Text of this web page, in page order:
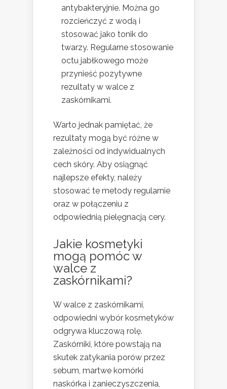
antybakteryjnie. Można go
rozcieńczyć z wodą i
stosować jako tonik do
twarzy. Regularne stosowanie
octu jabłkowego może
przynieść pozytywne
rezultaty w walce z
zaskórnikami.
Warto jednak pamiętać, że
rezultaty mogą być różne w
zależności od indywidualnych
cech skóry. Aby osiągnąć
najlepsze efekty, należy
stosować te metody regularnie
oraz w połączeniu z
odpowiednią pielęgnacją cery.
Jakie kosmetyki
mogą pomóc w
walce z
zaskórnikami?
W walce z zaskórnikami,
odpowiedni wybór kosmetyków
odgrywa kluczową rolę.
Zaskórniki, które powstają na
skutek zatykania porów przez
sebum, martwe komórki
naskórka i zanieczyszczenia,